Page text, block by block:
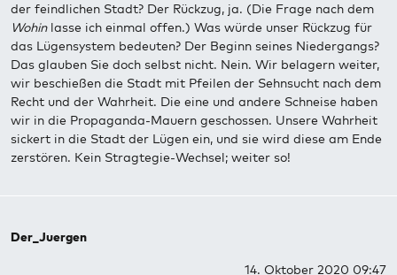
der feindlichen Stadt? Der Rückzug, ja. (Die Frage nach dem
Wohinlasse ich einmal offen.) Was würde unser Rückzug für
das Lügensystem bedeuten? Der Beginn seines Niedergangs?
Das glauben Sie doch selbst nicht. Nein. Wir belagern weiter,
wir beschießen die Stadt mit Pfeilen der Sehnsucht nach dem
Recht und der Wahrheit. Die eine und andere Schneise haben
wir in die Propaganda-Mauern geschossen. Unsere Wahrheit
sickert in die Stadt der Lügen ein, und sie wird diese am Ende
zerstören. Kein Stragtegie-Wechsel; weiter so!
Der_Juergen
14. Oktober 2020 09:47